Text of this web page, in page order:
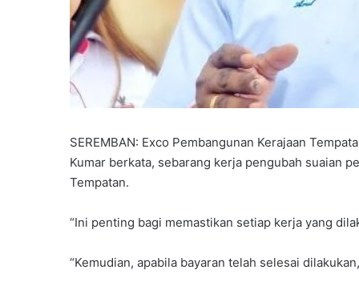
SEREMBAN: Exco Pembangunan Kerajaan
Kumar berkata, sebarang kerja pengubah suaian
Tempatan.
“Ini penting bagi memastikan setiap kerja yang
“Kemudian, apabila bayaran telah selesai